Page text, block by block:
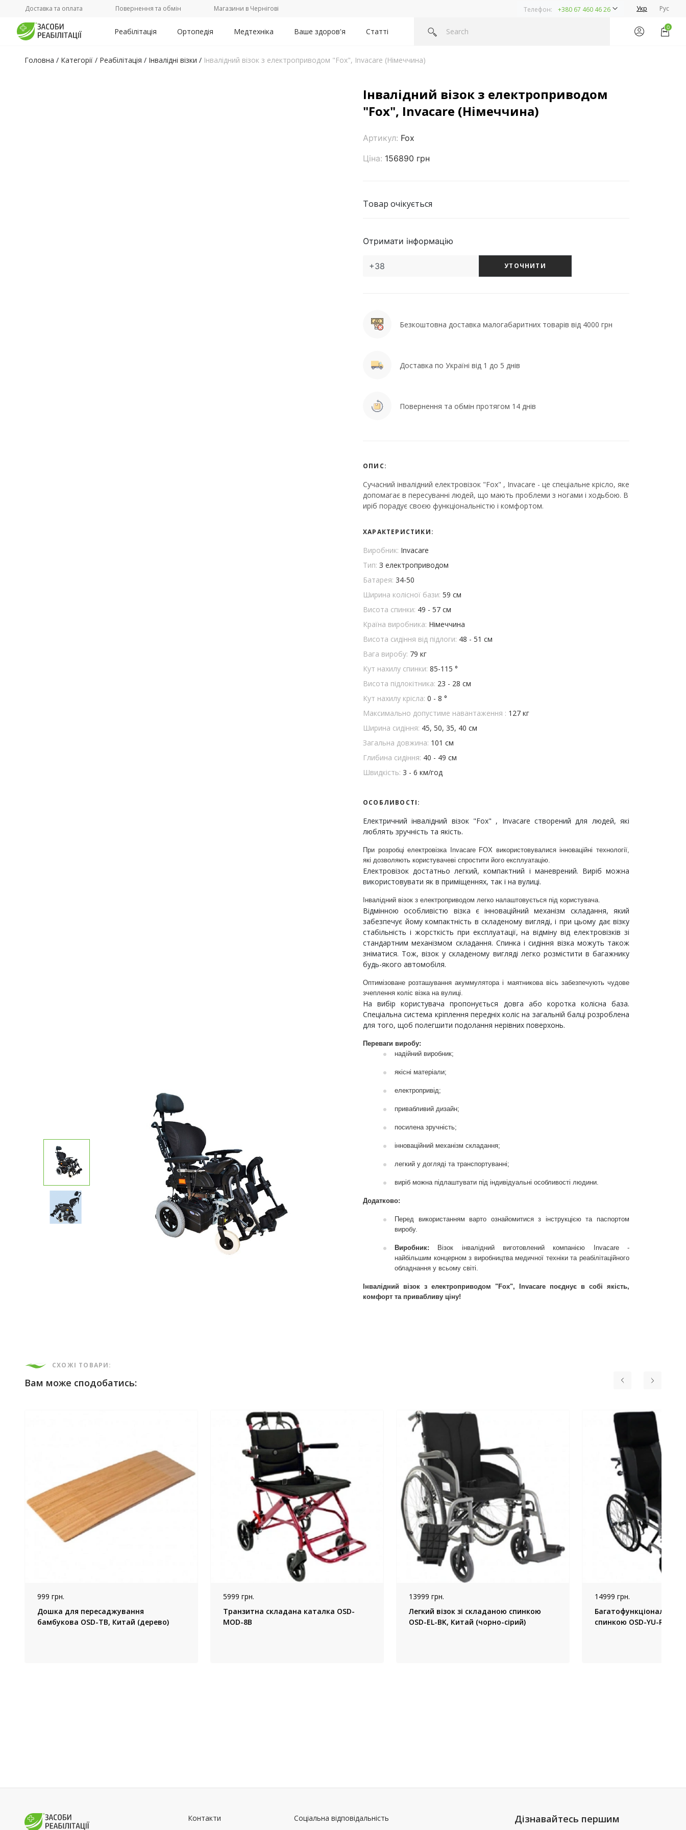
Доставка та оплата Повернення та обмін Магазини в Чернігові Телефон: +380 67 460 46 26 Укр Рус
Реабілітація Ортопедія Медтехніка Ваше здоров'я Статті 0
Головна / Категорії / Реабілітація / Інвалідні візки / Інвалідний візок з електроприводом "Fox", Invacare (Німеччина)
Інвалідний візок з електроприводом
"Fox", Invacare (Німеччина)
Артикул: Fox
Ціна: 156890 грн
Товар очікується
Отримати інформацію
УТОЧНИТИ
Безкоштовна доставка малогабаритних товарів від 4000 грн
Доставка по Україні від 1 до 5 днів
Повернення та обмін протягом 14 днів
ОПИС:
Сучасний інвалідний електровізок "Fox" , Invacare - це спеціальне крісло, яке
допомагає в пересуванні людей, що мають проблеми з ногами і ходьбою. В
иріб порадує своєю функціональністю і комфортом.
ХАРАКТЕРИСТИКИ:
Виробник: Invacare
Тип: З електроприводом
Батарея: 34-50
Ширина колісної бази: 59 см
Висота спинки: 49 - 57 см
Країна виробника: Німеччина
Висота сидіння від підлоги: 48 - 51 см
Вага виробу: 79 кг
Кут нахилу спинки: 85-115 °
Висота підлокітника: 23 - 28 см
Кут нахилу крісла: 0 - 8 °
Максимально допустиме навантаження : 127 кг
Ширина сидіння: 45, 50, 35, 40 см
Загальна довжина: 101 см
Глибина сидіння: 40 - 49 см
Швидкість: 3 - 6 км/год
ОСОБЛИВОСТІ:
Електричний інвалідний візок "Fox" , Invacare створений для людей, які
люблять зручність та якість.
При розробці електровізка Invacare FOX використовувалися інноваційні технології,
які дозволяють користувачеві спростити його експлуатацію.
Електровізок достатньо легкий, компактний і маневрений. Виріб можна
використовувати як в приміщеннях, так і на вулиці.
Інвалідний візок з електроприводом легко налаштовується під користувача.
Відмінною особливістю візка є інноваційний механізм складання, який
забезпечує йому компактність в складеному вигляді, і при цьому дає візку
стабільність і жорсткість при експлуатації, на відміну від електровізків зі
стандартним механізмом складання. Спинка і сидіння візка можуть також
зніматися. Тож, візок у складеному вигляді легко розмістити в багажнику
будь-якого автомобіля.
Оптимізоване розташування акуммулятора і маятникова вісь забезпечують чудове
зчеплення коліс візка на вулиці.
На вибір користувача пропонується довга або коротка колісна база.
Спеціальна система кріплення передніх коліс на загальній балці розроблена
для того, щоб полегшити подолання нерівних поверхонь.
Переваги виробу:
надійний виробник;
якісні матеріали;
електропривід;
привабливий дизайн;
посилена зручність;
інноваційний механізм складання;
легкий у догляді та транспортуванні;
виріб можна підлаштувати під індивідуальні особливості людини.
Додатково:
Перед використанням варто ознайомитися з інструкцією та паспортом
виробу.
Виробник: Візок інвалідний виготовлений компанією Invacare -
найбільшим концерном з виробництва медичної техніки та реабілітаційного
обладнання у всьому світі.
Інвалідний візок з електроприводом "Fox", Invacare поєднує в собі якість,
комфорт та привабливу ціну!
СХОЖІ ТОВАРИ:
Вам може сподобатись:
999 грн.
Дошка для пересаджування
бамбукова OSD-TB, Китай (дерево)
5999 грн.
Транзитна складана каталка OSD-
MOD-8B
13999 грн.
Легкий візок зі складаною спинкою
OSD-EL-BK, Китай (чорно-сірий)
14999 грн.
Багатофункціональний
спинкою OSD-YU-REC,
Контакти
Соціальна відповідальність
Дізнавайтесь першим